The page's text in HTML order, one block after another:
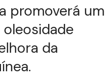
promoverá um
da